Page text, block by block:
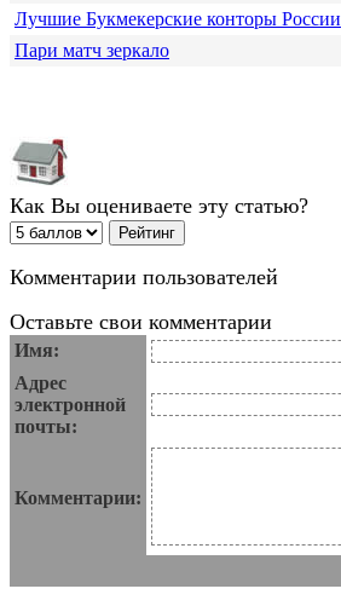
Лучшие Букмекерские конторы России
Пари матч зеркало
Как Вы оцениваете эту статью?
Комментарии пользователей
Оставьте свои комментарии
Имя:
Адрес
электронной
почты:
Комментарии: